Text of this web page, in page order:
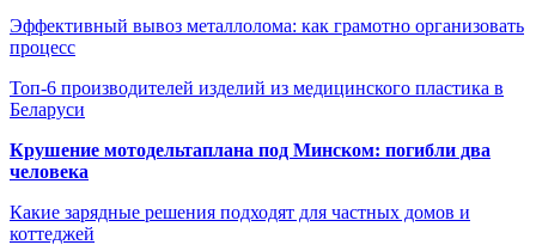
Эффективный вывоз металлолома: как грамотно организовать
процесс
Топ-6 производителей изделий из медицинского пластика в
Беларуси
Крушение мотодельтаплана под Минском: погибли два
человека
Какие зарядные решения подходят для частных домов и
коттеджей